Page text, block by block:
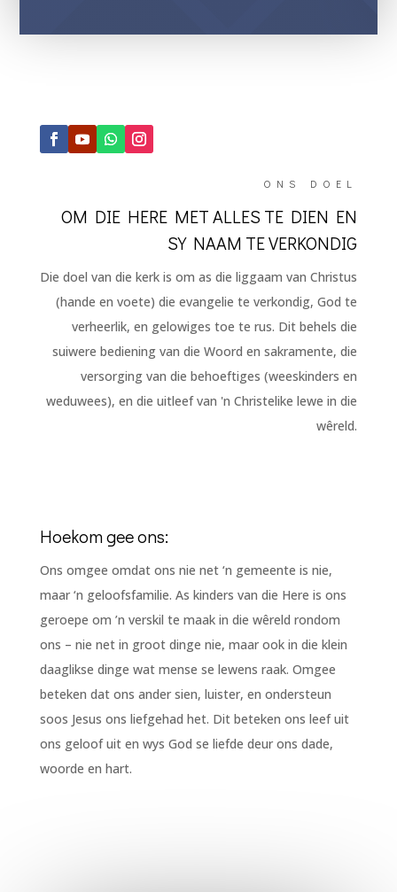
ONS DOEL
OM DIE HERE MET ALLES TE DIEN EN
SY NAAM TE VERKONDIG
Die doel van die kerk is om as die liggaam van Christus
(hande en voete) die evangelie te verkondig, God te
verheerlik, en gelowiges toe te rus. Dit behels die
suiwere bediening van die Woord en sakramente, die
versorging van die behoeftiges (weeskinders en
weduwees), en die uitleef van 'n Christelike lewe in die
wêreld.
Hoekom gee ons:
Ons omgee omdat ons nie net ‘n gemeente is nie,
maar ‘n geloofsfamilie. As kinders van die Here is ons
geroepe om ’n verskil te maak in die wêreld rondom
ons – nie net in groot dinge nie, maar ook in die klein
daaglikse dinge wat mense se lewens raak. Omgee
beteken dat ons ander sien, luister, en ondersteun
soos Jesus ons liefgehad het. Dit beteken ons leef uit
ons geloof uit en wys God se liefde deur ons dade,
woorde en hart.